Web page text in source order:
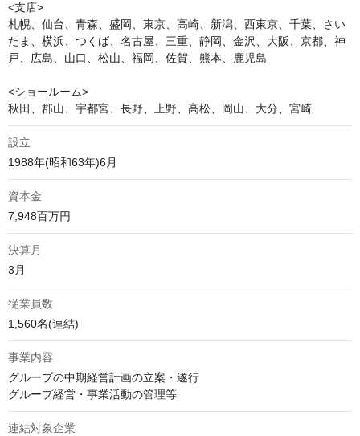
<支店>
札幌、仙台、青森、盛岡、東京、高崎、新潟、西東京、千葉、さい
たま、横浜、つくば、名古屋、三重、静岡、金沢、大阪、京都、神
戸、広島、山口、松山、福岡、佐賀、熊本、鹿児島
<ショールーム>
秋田、郡山、宇都宮、長野、上野、高松、岡山、大分、宮崎
設立
1988年(昭和63年)6月
資本金
7,948百万円
決算月
3月
従業員数
1,560名(連結)
事業内容
グループの中期経営計画の立案・遂行
グループ経営・事業活動の管理等
連結対象企業